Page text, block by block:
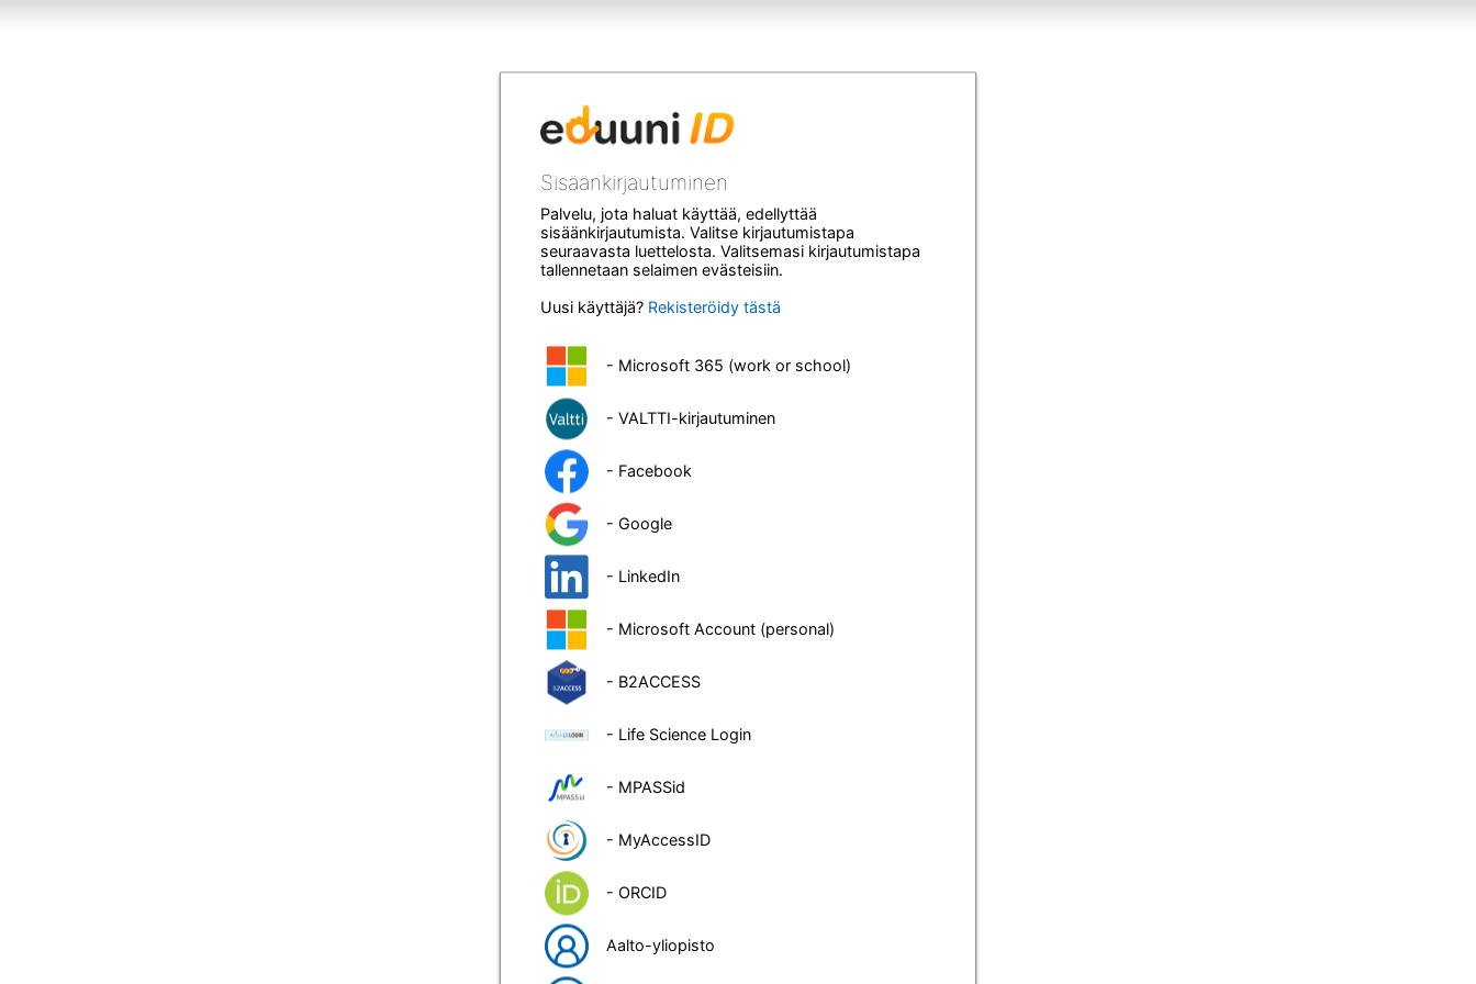
Sisäänkirjautuminen
Palvelu, jota haluat käyttää, edellyttää
sisäänkirjautumista. Valitse kirjautumistapa
seuraavasta luettelosta. Valitsemasi kirjautumistapa
tallennetaan selaimen evästeisiin.
Uusi käyttäjä? Rekisteröidy tästä
- Microsoft 365 (work or school)
- VALTTI-kirjautuminen
- Facebook
- Google
- LinkedIn
- Microsoft Account (personal)
- B2ACCESS
- Life Science Login
- MPASSid
- MyAccessID
- ORCID
Aalto-yliopisto